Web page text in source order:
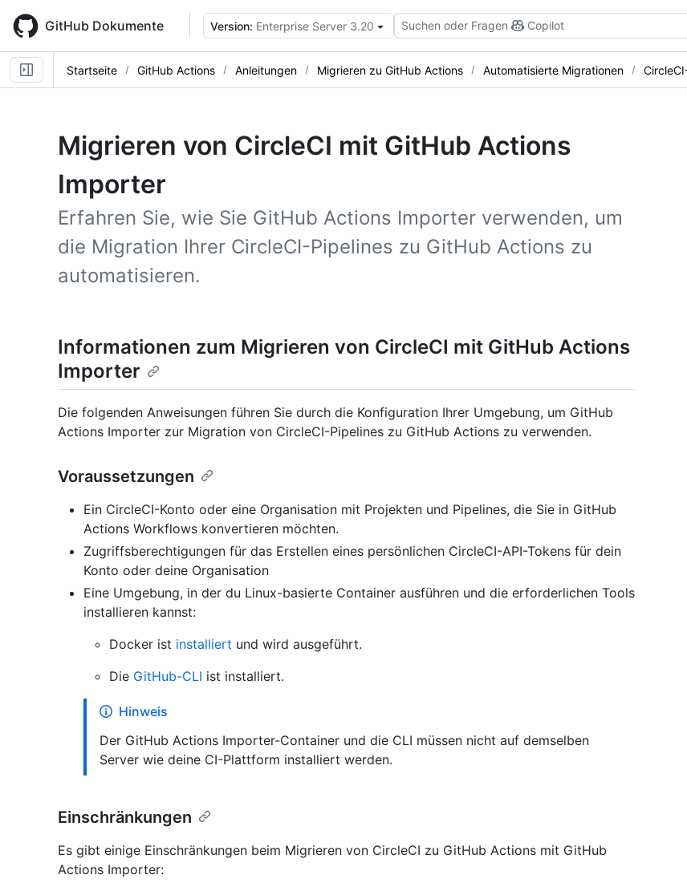
main
content
GitHub Dokumente Version: Enterprise Server 3.20 Suchen oder Fragen Copilot
Startseite GitHub Actions Anleitungen Migrieren zu GitHub Actions Automatisierte Migrationen
Migrieren von CircleCI mit GitHub Actions
Importer
Erfahren Sie, wie Sie GitHub Actions Importer verwenden, um
die Migration Ihrer CircleCI-Pipelines zu GitHub Actions zu
automatisieren.
Informationen zum Migrieren von CircleCI mit GitHub Actions
Importer
Die folgenden Anweisungen führen Sie durch die Konfiguration Ihrer Umgebung, um GitHub
Actions Importer zur Migration von CircleCI-Pipelines zu GitHub Actions zu verwenden.
Voraussetzungen
Ein CircleCI-Konto oder eine Organisation mit Projekten und Pipelines, die Sie in GitHub
Actions Workflows konvertieren möchten.
Zugriffsberechtigungen für das Erstellen eines persönlichen CircleCI-API-Tokens für dein
Konto oder deine Organisation
Eine Umgebung, in der du Linux-basierte Container ausführen und die erforderlichen Tools
installieren kannst:
Docker ist installiert und wird ausgeführt.
Die GitHub-CLI ist installiert.
Hinweis
Der GitHub Actions Importer-Container und die CLI müssen nicht auf demselben
Server wie deine CI-Plattform installiert werden.
Einschränkungen
Es gibt einige Einschränkungen beim Migrieren von CircleCI zu GitHub Actions mit GitHub
Actions Importer: